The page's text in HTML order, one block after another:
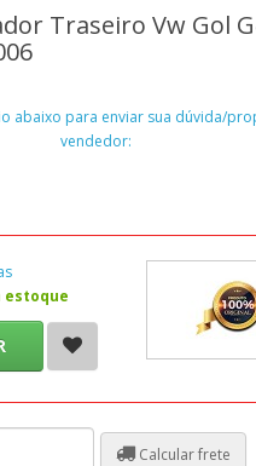
Traseiro Vw Gol
abaixo para enviar sua dúvida/
vendedor:
estoque
Calcular frete